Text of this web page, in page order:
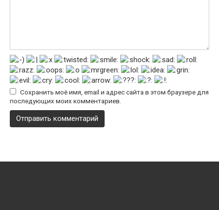
Сохранить моё имя, email и адрес сайта в этом браузере для
последующих моих комментариев.